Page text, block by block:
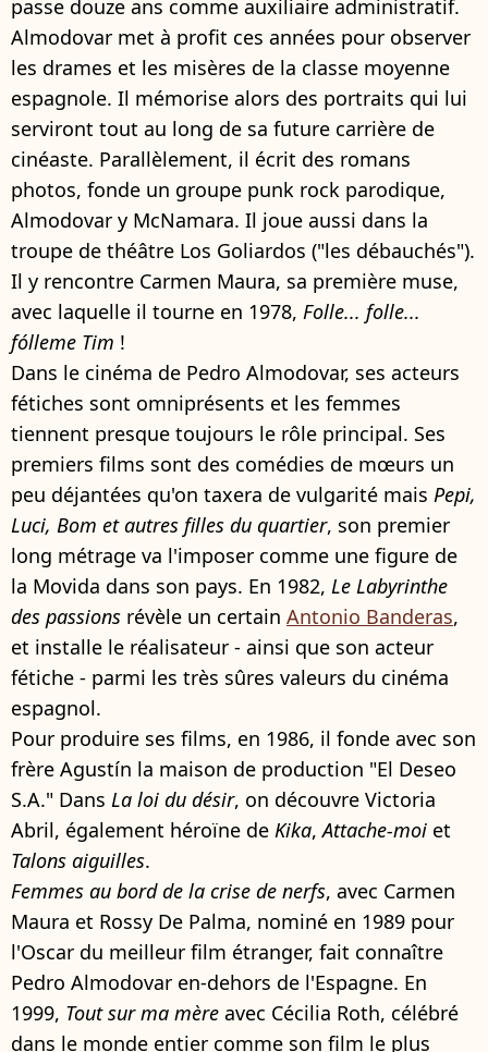
passe douze ans comme auxiliaire administratif.
Almodovar met à profit ces années pour observer
les drames et les misères de la classe moyenne
espagnole. Il mémorise alors des portraits qui lui
serviront tout au long de sa future carrière de
cinéaste. Parallèlement, il écrit des romans
photos, fonde un groupe punk rock parodique,
Almodovar y McNamara. Il joue aussi dans la
troupe de théâtre Los Goliardos ("les débauchés").
Il y rencontre Carmen Maura, sa première muse,
avec laquelle il tourne en 1978, Folle... folle...
fólleme Tim !
Dans le cinéma de Pedro Almodovar, ses acteurs
fétiches sont omniprésents et les femmes
tiennent presque toujours le rôle principal. Ses
premiers films sont des comédies de mœurs un
peu déjantées qu'on taxera de vulgarité mais Pepi,
Luci, Bom et autres filles du quartier, son premier
long métrage va l'imposer comme une figure de
la Movida dans son pays. En 1982, Le Labyrinthe
des passions révèle un certain Antonio Banderas,
et installe le réalisateur - ainsi que son acteur
fétiche - parmi les très sûres valeurs du cinéma
espagnol.
Pour produire ses films, en 1986, il fonde avec son
frère Agustín la maison de production "El Deseo
S.A." Dans La loi du désir, on découvre Victoria
Abril, également héroïne de Kika,Attache-moi et
Talons aiguilles.
Femmes au bord de la crise de nerfs, avec Carmen
Maura et Rossy De Palma, nominé en 1989 pour
l'Oscar du meilleur film étranger, fait connaître
Pedro Almodovar en-dehors de l'Espagne. En
1999, Tout sur ma mère avec Cécilia Roth, célébré
dans le monde entier comme son film le plus